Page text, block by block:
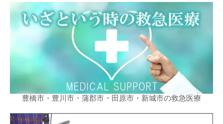
豊橋市・豊川市・蒲郡市・田原市・新城市の救急医療